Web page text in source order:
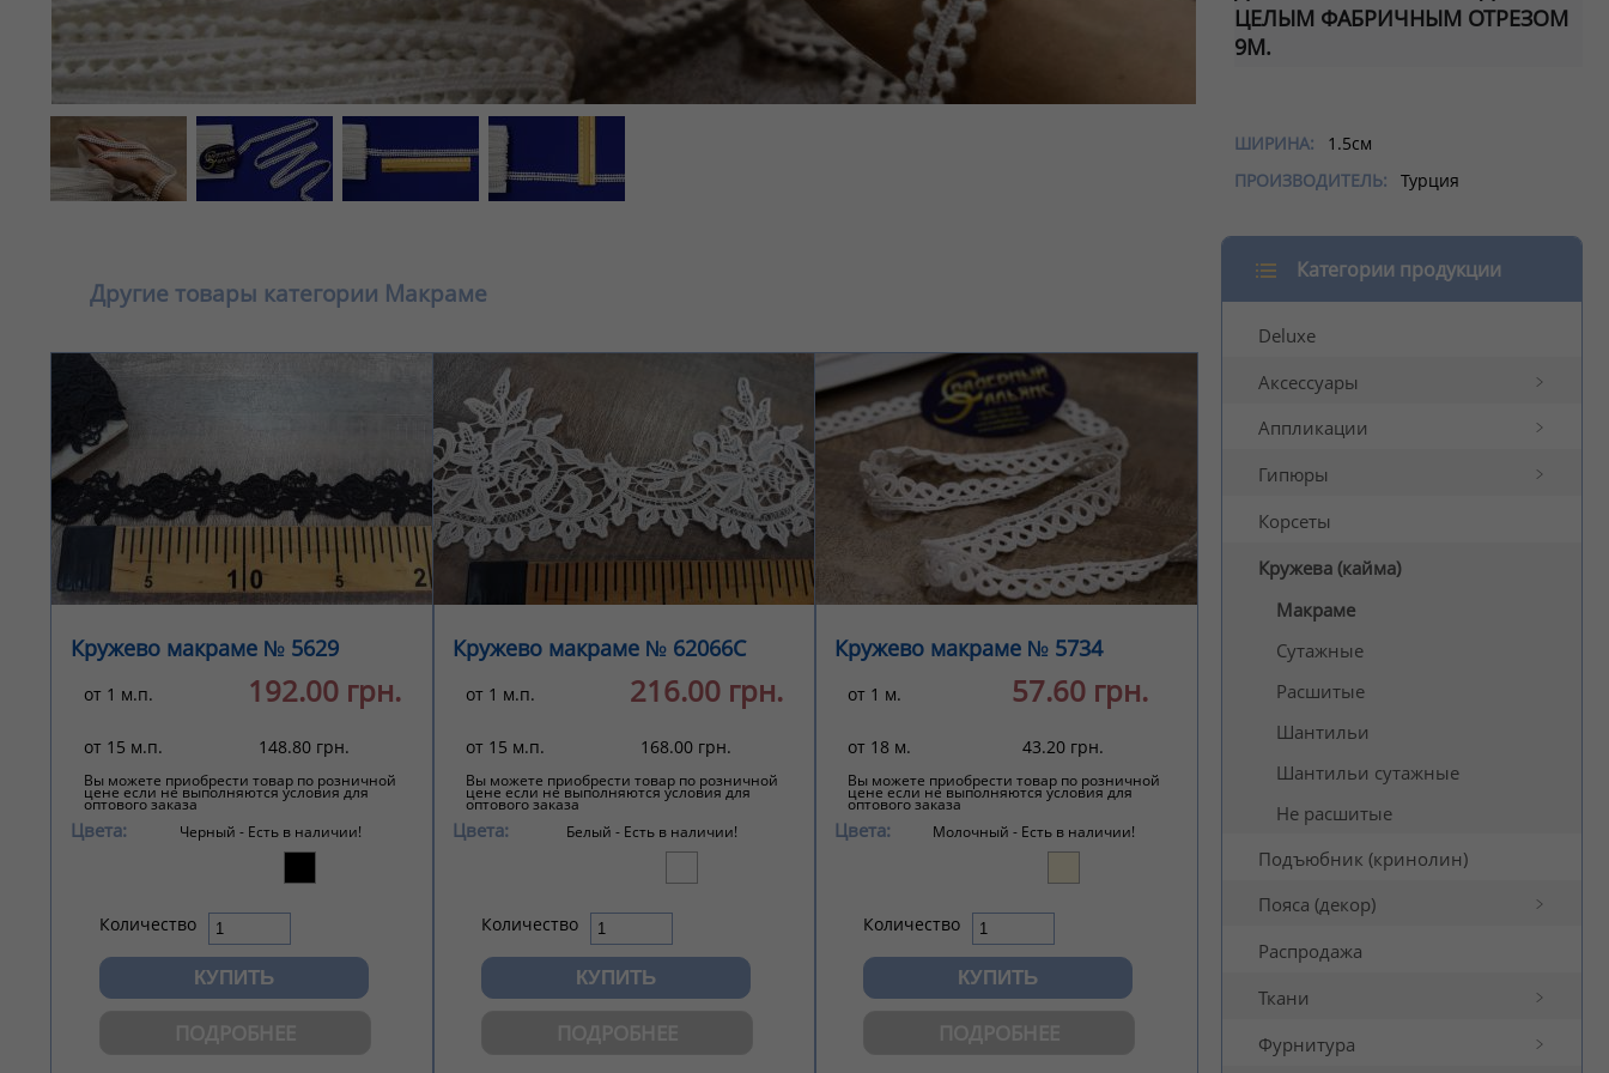
ЦЕЛЫМ ФАБРИЧНЫМ ОТРЕЗОМ
9М.
ШИРИНА:
1.5см
ПРОИЗВОДИТЕЛЬ:
Турция
Другие товары категории Макраме
Кружево макраме № 5629
от 1 м.п. 192.00 грн.
от 15 м.п. 148.80 грн.
Вы можете приобрести товар по розничной
цене если не выполняются условия для
оптового заказа
Цвета: Черный - Есть в наличии!
Количество
Кружево макраме № 62066С
от 1 м.п. 216.00 грн.
от 15 м.п. 168.00 грн.
Вы можете приобрести товар по розничной
цене если не выполняются условия для
оптового заказа
Цвета: Белый - Есть в наличии!
Количество
Кружево макраме № 5734
от 1 м. 57.60 грн.
от 18 м. 43.20 грн.
Вы можете приобрести товар по розничной
цене если не выполняются условия для
оптового заказа
Цвета: Молочный - Есть в наличии!
Количество
Категории продукции
Deluxe
Аксессуары
Аппликации
Гипюры
Корсеты
Кружева (кайма)
Макраме
Сутажные
Расшитые
Шантильи
Шантильи сутажные
Не расшитые
Подъюбник (кринолин)
Пояса (декор)
Распродажа
Ткани
Фурнитура